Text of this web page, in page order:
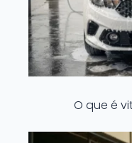
O que é